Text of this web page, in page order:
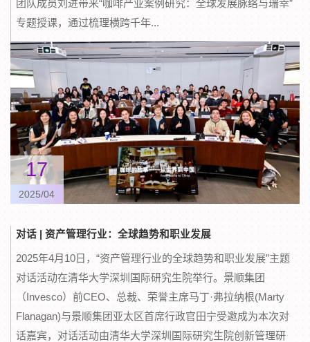
17
2025/04
团队成员刘进带来“咖啡产业案例研究：全球发展脉络与瑞幸”
专题授课，通过梳理横跨千年...
对话 | 资产管理行业：全球趋势和职业发展
2025年4月10日，“资产管理行业的全球趋势和职业发展”主题
对话活动在清华大学深圳国际研究生院举行。景顺集团
（Invesco）前CEO、总裁、荣誉主席马丁·弗拉纳根(Marty
Flanagan)与景顺集团亚太区首席行政官田宁受邀成为本次对
话嘉宾，对话活动由清华大学深圳国际研究生院创新管理研